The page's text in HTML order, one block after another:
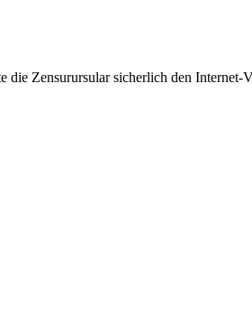
die Zensurursular sicherlich den Internet-